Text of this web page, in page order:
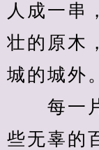
人成一串
壮的原木
城的城外。
每一片
些无辜的